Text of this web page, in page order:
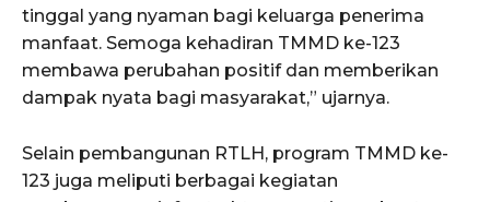
tinggal yang nyaman bagi keluarga penerima
manfaat. Semoga kehadiran TMMD ke-123
membawa perubahan positif dan memberikan
dampak nyata bagi masyarakat,” ujarnya.
Selain pembangunan RTLH, program TMMD ke-
123 juga meliputi berbagai kegiatan